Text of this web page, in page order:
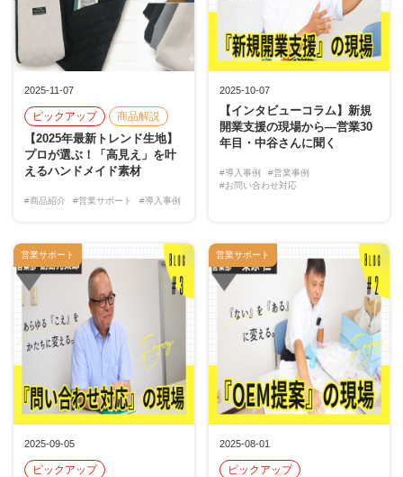
2025-11-07
ピックアップ 商品解説
【2025年最新トレンド生地】
プロが選ぶ！「高見え」を叶
えるハンドメイド素材
#商品紹介 #営業サポート #導入事例
2025-10-07
【インタビューコラム】新規
開業支援の現場から―営業30
年目・中谷さんに聞く
#導入事例
#営業事例
#お問い合わせ対応
2025-09-05
ピックアップ
営業サポート
2025-08-01
ピックアップ
営業サポート